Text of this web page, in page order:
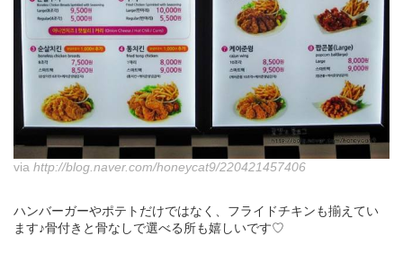
via http://blog.naver.com/honeycat9/220421457406
ハンバーガーやポテトだけではなく、フライドチキンも揃えてい
ます♪骨付きと骨なしで選べる所も嬉しいです♡